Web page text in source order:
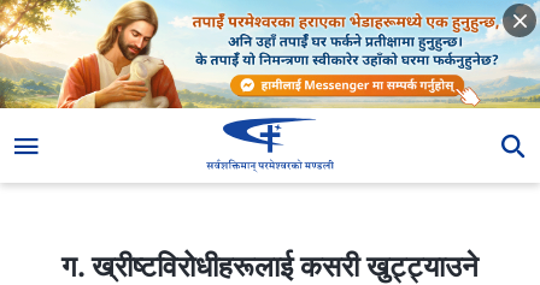
ग. ख्रीष्टविरोधीहरूलाई कसरी खुट्ट्याउने
ग. ख्रीष्टविरोधीहरूलाई कसरी खुट्ट्याउने